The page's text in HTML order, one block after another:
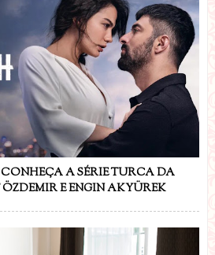
A SÉRIE TURCA DA
E ENGIN AKYÜREK